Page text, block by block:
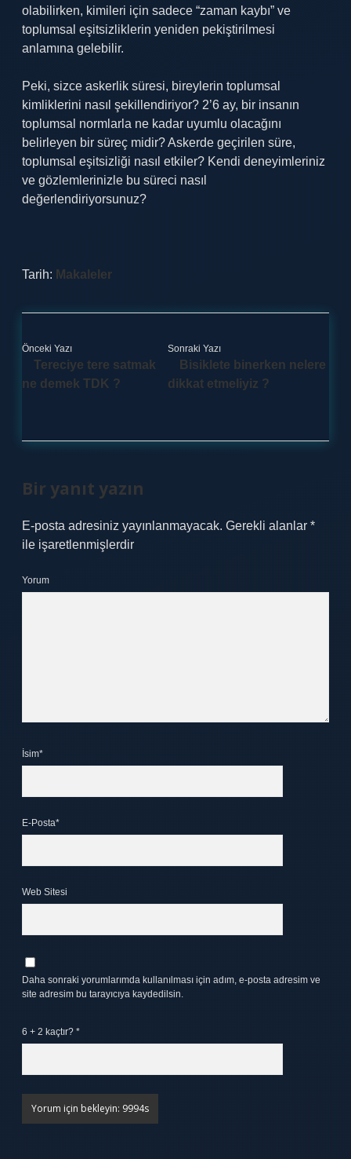
olabilirken, kimileri için sadece “zaman kaybı” ve
toplumsal eşitsizliklerin yeniden pekiştirilmesi
anlamına gelebilir.
Peki, sizce askerlik süresi, bireylerin toplumsal
kimliklerini nasıl şekillendiriyor? 2’6 ay, bir insanın
toplumsal normlarla ne kadar uyumlu olacağını
belirleyen bir süreç midir? Askerde geçirilen süre,
toplumsal eşitsizliği nasıl etkiler? Kendi deneyimleriniz
ve gözlemlerinizle bu süreci nasıl
değerlendiriyorsunuz?
Tarih: Makaleler
Önceki Yazı
Tereciye tere satmak
ne demek TDK ?
Sonraki Yazı
Bisiklete binerken nelere
dikkat etmeliyiz ?
Bir yanıt yazın
E-posta adresiniz yayınlanmayacak. Gerekli alanlar *
ile işaretlenmişlerdir
Yorum
İsim*
E-Posta*
Web Sitesi
Daha sonraki yorumlarımda kullanılması için adım, e-posta adresim ve
site adresim bu tarayıcıya kaydedilsin.
6 + 2 kaçtır? *